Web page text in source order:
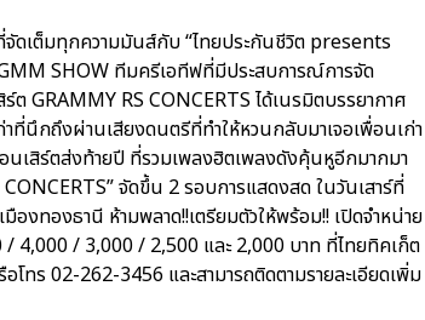
ดเต็มทุกความมันส์กับ “ไทยประกันชีวิต presents
SHOW ทีมครีเอทีฟที่มีประสบการณ์การจัด
ต GRAMMY RS CONCERTS ได้เนรมิตบรรยากาศ
ที่นึกถึงผ่านเสียงดนตรีที่ทำให้หวนกลับมาเจอเพื่อนเก่า
เสิร์ตส่งท้ายปี ที่รวมเพลงฮิตเพลงดังคุ้นหูอีกมากมา
จัดขึ้น 2 รอบการแสดงสด ในวันเสาร์ที่
ทองธานี ห้ามพลาด!!เตรียมตัวให้พร้อม!! เปิดจำหน่าย
4,000 / 3,000 / 2,500 และ 2,000 บาท ที่ไทยทิคเก็ต
ร 02-262-3456 และสามารถติดตามรายละเอียดเพิ่ม